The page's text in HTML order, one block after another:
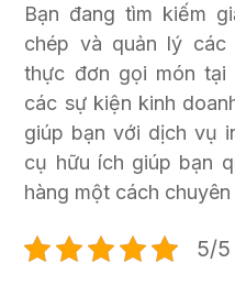
Bạn đang tìm kiếm
chép và quản lý
thực đơn gọi món tại
các sự kiện kinh
giúp bạn với dịch vụ
cụ hữu ích giúp bạn
hàng một cách
5/5